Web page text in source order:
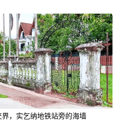
，实乞纳地铁站旁的海墙